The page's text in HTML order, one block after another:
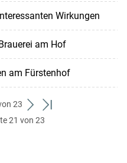
Wirkungen
am Hof
am Fürstenhof
23
weiter
zum
zum
21 von 23